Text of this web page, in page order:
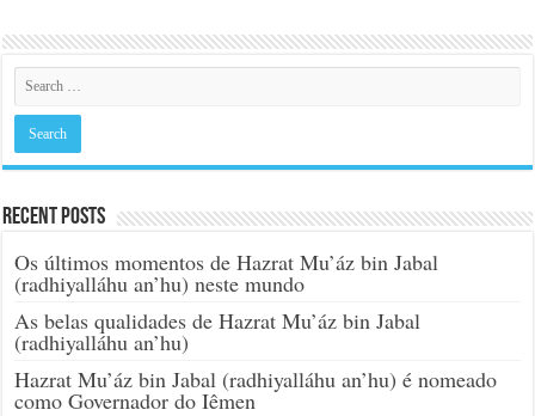
Recent Posts
Os últimos momentos de Hazrat Mu’áz bin Jabal
(radhiyalláhu an’hu) neste mundo
As belas qualidades de Hazrat Mu’áz bin Jabal
(radhiyalláhu an’hu)
Hazrat Mu’áz bin Jabal (radhiyalláhu an’hu) é nomeado
como Governador do Iêmen